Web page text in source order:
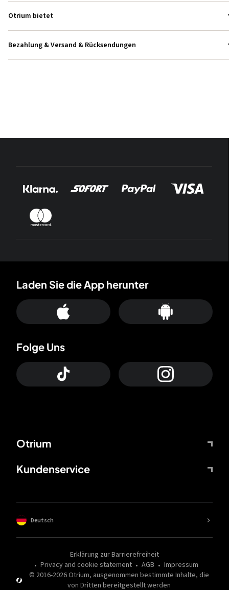
Otrium bietet
Bezahlung & Versand & Rücksendungen
Otrium
Kundenservice
Laden Sie die App herunter
Folge Uns
© 2016-2026Otrium, ausgenommen bestimmte Inhalte, die
von Dritten bereitgestellt werden
Erklärung zur Barrierefreiheit
Privacy and cookie statement
AGB Impressum
Deutsch